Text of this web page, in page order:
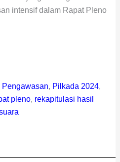
intensif dalam Rapat Pleno
Pengawasan, Pilkada 2024,
pleno, rekapitulasi hasil